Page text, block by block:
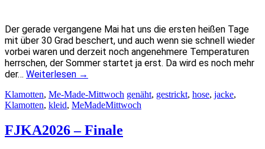
Der gerade vergangene Mai hat uns die ersten heißen Tage
mit über 30 Grad beschert, und auch wenn sie schnell wieder
vorbei waren und derzeit noch angenehmere Temperaturen
herrschen, der Sommer startet ja erst. Da wird es noch mehr
der… Weiterlesen →
Klamotten, Me-Made-Mittwoch genäht, gestrickt, hose, jacke,
Klamotten, kleid, MeMadeMittwoch
FJKA2026 – Finale